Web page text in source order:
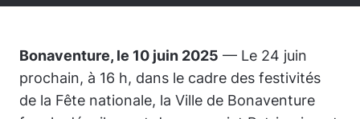
Bonaventure, le 10 juin 2025 — Le 24 juin
prochain, à 16 h, dans le cadre des festivités
de la Fête nationale, la Ville de Bonaventure